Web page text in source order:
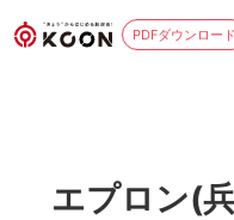
PDFダウンロード
エプロン(